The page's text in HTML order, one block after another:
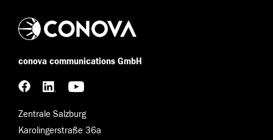
conova communications GmbH
Zentrale Salzburg
Karolingerstraße 36a